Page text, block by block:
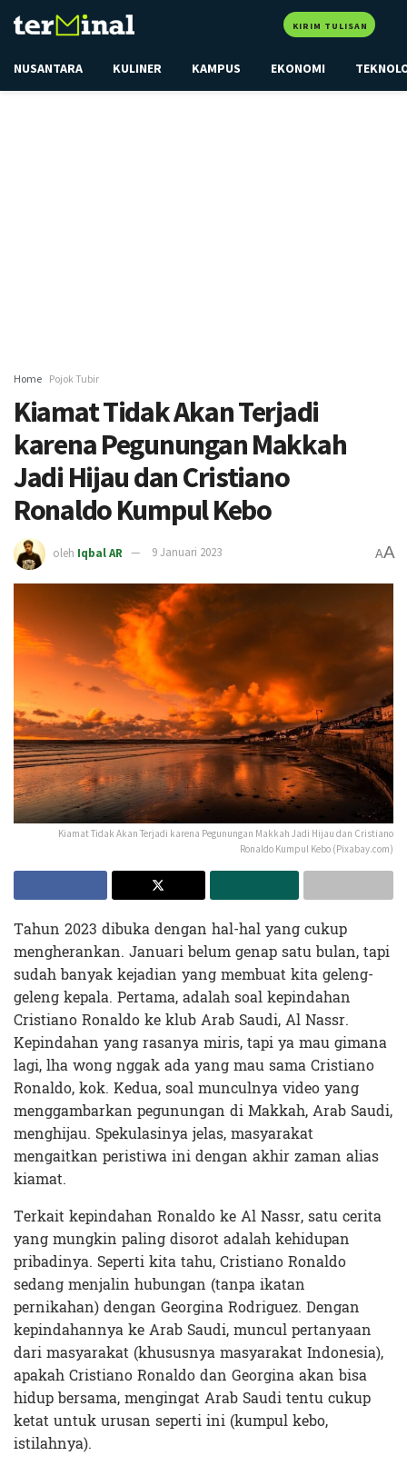
KIRIM TULISAN
NUSANTARA KULINER KAMPUS EKONOMI
Home Pojok Tubir
Kiamat Tidak Akan Terjadi
karena Pegunungan Makkah
Jadi Hijau dan Cristiano
Ronaldo Kumpul Kebo
oleh Iqbal AR 9 Januari 2023 AA
Kiamat Tidak Akan Terjadi karena Pegunungan Makkah Jadi Hijau dan Cristiano
Ronaldo Kumpul Kebo (Pixabay.com)
Tahun 2023 dibuka dengan hal-hal yang cukup
mengherankan. Januari belum genap satu bulan, tapi
sudah banyak kejadian yang membuat kita geleng-
geleng kepala. Pertama, adalah soal kepindahan
Cristiano Ronaldo ke klub Arab Saudi, Al Nassr.
Kepindahan yang rasanya miris, tapi ya mau gimana
lagi, lha wong nggak ada yang mau sama Cristiano
Ronaldo, kok. Kedua, soal munculnya video yang
menggambarkan pegunungan di Makkah, Arab Saudi,
menghijau. Spekulasinya jelas, masyarakat
mengaitkan peristiwa ini dengan akhir zaman alias
kiamat.
Terkait kepindahan Ronaldo ke Al Nassr, satu cerita
yang mungkin paling disorot adalah kehidupan
pribadinya. Seperti kita tahu, Cristiano Ronaldo
sedang menjalin hubungan (tanpa ikatan
pernikahan) dengan Georgina Rodriguez. Dengan
kepindahannya ke Arab Saudi, muncul pertanyaan
dari masyarakat (khususnya masyarakat Indonesia),
apakah Cristiano Ronaldo dan Georgina akan bisa
hidup bersama, mengingat Arab Saudi tentu cukup
ketat untuk urusan seperti ini (kumpul kebo,
istilahnya).